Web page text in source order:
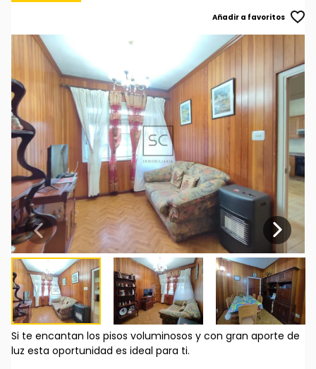
Añadir a favoritos
Si te encantan los pisos voluminosos y con gran aporte de
luz esta oportunidad es ideal para ti.